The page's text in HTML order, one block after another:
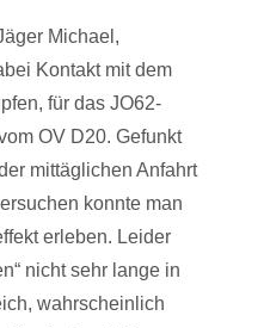
Michael,
Kontakt mit dem
für das JO62-
OV D20. Gefunkt
mittäglichen Anfahrt
konnte man
erleben. Leider
nicht sehr lange in
wahrscheinlich